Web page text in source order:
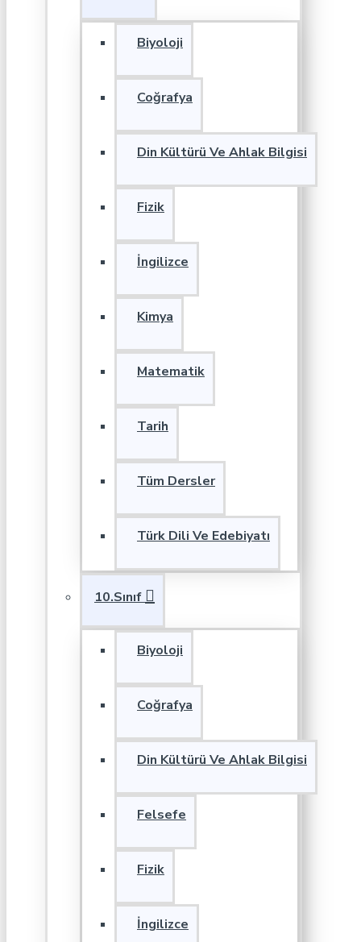
Biyoloji
Coğrafya
Din Kültürü Ve Ahlak Bilgisi
Fizik
İngilizce
Kimya
Matematik
Tarih
Tüm Dersler
Türk Dili Ve Edebiyatı
10.Sınıf
Biyoloji
Coğrafya
Din Kültürü Ve Ahlak Bilgisi
Felsefe
Fizik
İngilizce